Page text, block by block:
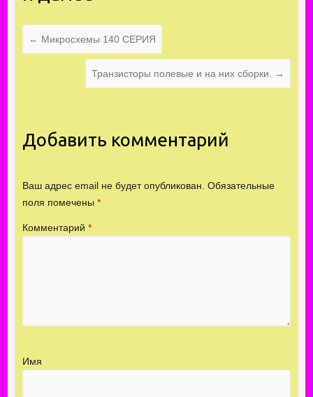
← Микросхемы 140 СЕРИЯ
Транзисторы полевые и на них сборки. →
Добавить комментарий
Ваш адрес email не будет опубликован. Обязательные
поля помечены *
Комментарий *
Имя